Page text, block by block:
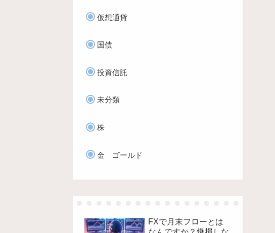
仮想通貨
国債
投資信託
未分類
株
金 ゴールド
FXで月末フローとは